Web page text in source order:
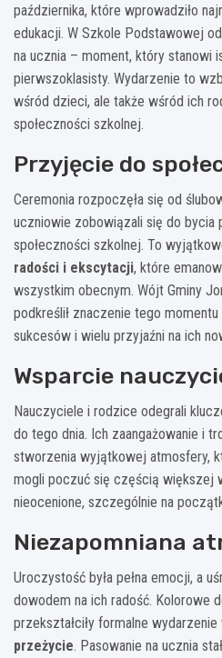
października, które wprowadziło
edukacji. W Szkole Podstawowej
na ucznia – moment, który stanowi
pierwszoklasisty. Wydarzenie to
wśród dzieci, ale także wśród ich
społeczności szkolnej.
Przyjęcie do
Ceremonia rozpoczęła się od
uczniowie zobowiązali się do bycia
społeczności szkolnej. To
radości i ekscytacji, które
wszystkim obecnym. Wójt Gminy
podkreślił znaczenie tego
sukcesów i wielu przyjaźni na ich
Wsparcie
Nauczyciele i rodzice odegrali
do tego dnia. Ich zaangażowanie i
stworzenia wyjątkowej atmosfery,
mogli poczuć się częścią większej
nieocenione, szczególnie na
Niezapomniana
Uroczystość była pełna emocji, a
dowodem na ich radość. Kolorowe
przekształciły formalne wydarzenie
przeżycie. Pasowanie na ucznia